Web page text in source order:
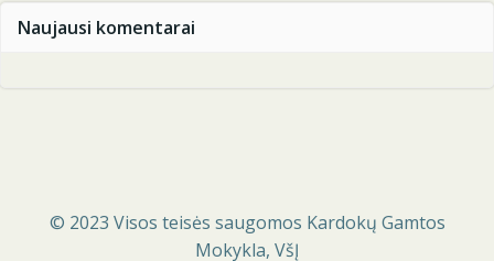
Naujausi komentarai
© 2023 Visos teisės saugomos Kardokų Gamtos
Mokykla, VšĮ